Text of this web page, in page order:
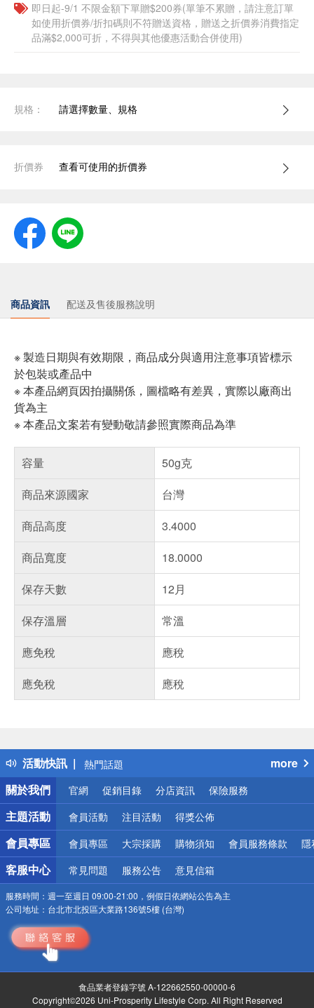
即日起-9/1 不限金額下單贈$200券(單筆不累贈，請注意訂單
如使用折價券/折扣碼則不符贈送資格，贈送之折價券消費指定
品滿$2,000可折，不得與其他優惠活動合併使用)
規格： 請選擇數量、規格
折價券 查看可使用的折價券
商品資訊 配送及售後服務說明
※ 製造日期與有效期限，商品成分與適用注意事項皆標示
於包裝或產品中
※ 本產品網頁因拍攝關係，圖檔略有差異，實際以廠商出
貨為主
※ 本產品文案若有變動敬請參照實際商品為準
容量
50g克
商品來源國家
台灣
商品高度
3.4000
商品寬度
18.0000
保存天數
12月
保存溫層
常溫
應免稅
應稅
應免稅
應稅
活動快訊
得獎公告
熱門話題
銀行優惠
偏遠地區配送
詐騙網頁！請小心！
more
關於我們
官網 促銷目錄 分店資訊 保險服務
主題活動 會員活動 注目活動 得獎公佈
會員專區 會員專區 大宗採購 購物須知 會員服務條款 隱
客服中心 常見問題 服務公告 意見信箱
服務時間： 週一至週日 09:00-21:00，例假日依網站公告為主
公司地址： 台北市北投區大業路136號5樓 (台灣)
食品業者登錄字號 A-122662550-00000-6
Copyright©2026 Uni-Prosperity Lifestyle Corp. All Right Reserved